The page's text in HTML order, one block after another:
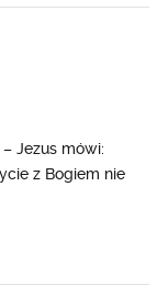
Jezus mówi:
z Bogiem nie